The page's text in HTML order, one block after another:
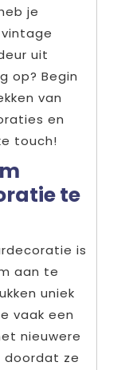
je
uit
op? Begin
van
en
touch!
te
is
aan te
uniek
vaak een
nieuwere
doordat ze